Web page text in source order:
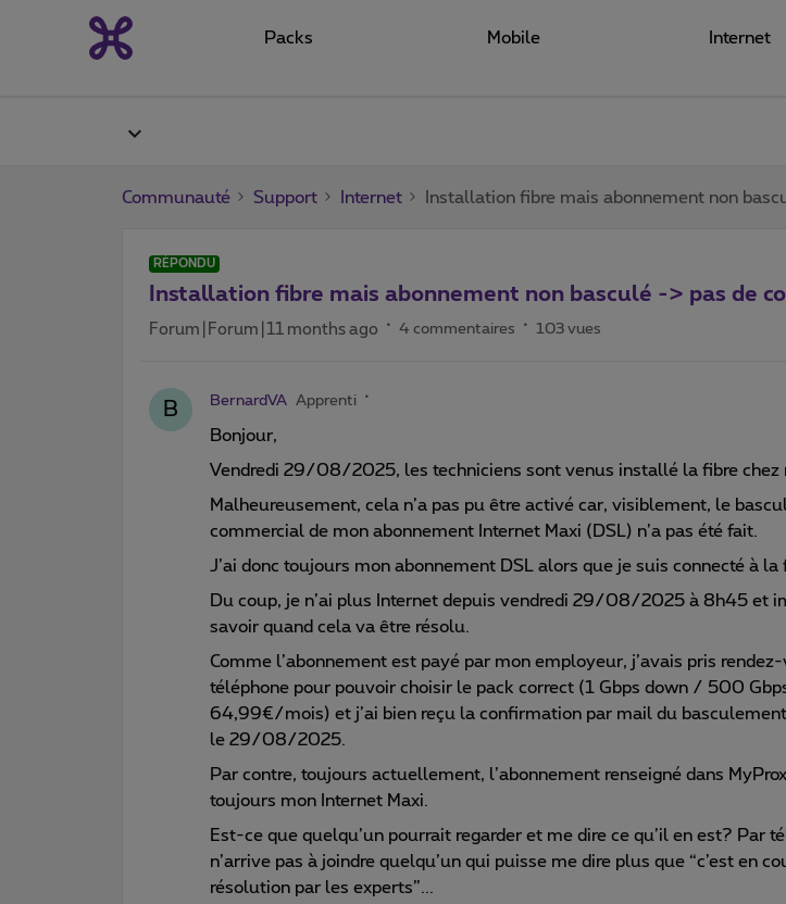
Packs Mobile Internet
Communauté Support Internet Installation fibre mais abonnement non
RÉPONDU
Installation fibre mais abonnement non basculé -> pas de
Forum|Forum|11 months ago 4 commentaires 103 vues
B BernardVA Apprenti
Bonjour,
Vendredi 29/08/2025, les techniciens sont venus installé la fibre chez
Malheureusement, cela n’a pas pu être activé car, visiblement, le
commercial de mon abonnement Internet Maxi (DSL) n’a pas été fait.
J’ai donc toujours mon abonnement DSL alors que je suis connecté à la
Du coup, je n’ai plus Internet depuis vendredi 29/08/2025 à 8h45 et
savoir quand cela va être résolu.
Comme l’abonnement est payé par mon employeur, j’avais pris
téléphone pour pouvoir choisir le pack correct (1 Gbps down / 500
64,99€/mois) et j’ai bien reçu la confirmation par mail du
le 29/08/2025.
Par contre, toujours actuellement, l’abonnement renseigné dans
toujours mon Internet Maxi.
Est-ce que quelqu’un pourrait regarder et me dire ce qu’il en est? Par
n’arrive pas à joindre quelqu’un qui puisse me dire plus que “c’est en
résolution par les experts”...